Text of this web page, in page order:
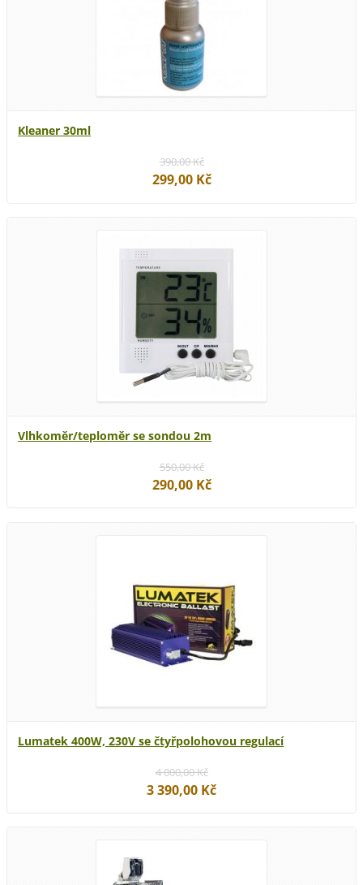
Kleaner 30ml
390,00 Kč
299,00 Kč
Vlhkoměr/teploměr se sondou 2m
550,00 Kč
290,00 Kč
Lumatek 400W, 230V se čtyřpolohovou regulací
4 000,00 Kč
3 390,00 Kč